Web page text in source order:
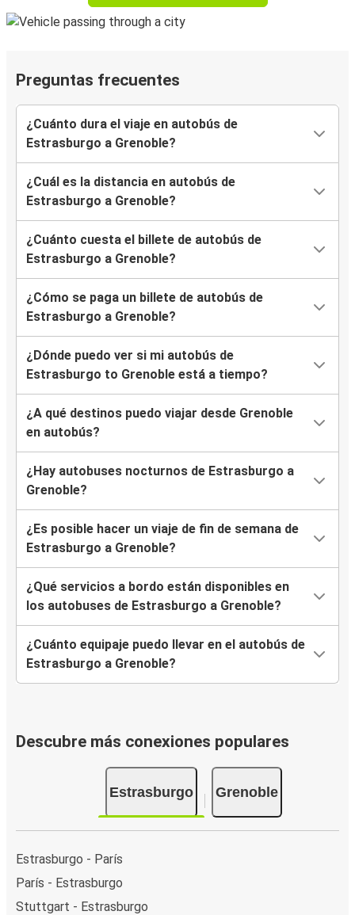
Preguntas frecuentes
¿Cuánto dura el viaje en autobús de
Estrasburgo a Grenoble?
¿Cuál es la distancia en autobús de
Estrasburgo a Grenoble?
¿Cuánto cuesta el billete de autobús de
Estrasburgo a Grenoble?
¿Cómo se paga un billete de autobús de
Estrasburgo a Grenoble?
¿Dónde puedo ver si mi autobús de
Estrasburgo to Grenoble está a tiempo?
¿A qué destinos puedo viajar desde Grenoble
en autobús?
¿Hay autobuses nocturnos de Estrasburgo a
Grenoble?
¿Es posible hacer un viaje de fin de semana de
Estrasburgo a Grenoble?
¿Qué servicios a bordo están disponibles en
los autobuses de Estrasburgo a Grenoble?
¿Cuánto equipaje puedo llevar en el autobús de
Estrasburgo a Grenoble?
Descubre más conexiones populares
Estrasburgo Grenoble
Estrasburgo - París
París - Estrasburgo
Stuttgart - Estrasburgo